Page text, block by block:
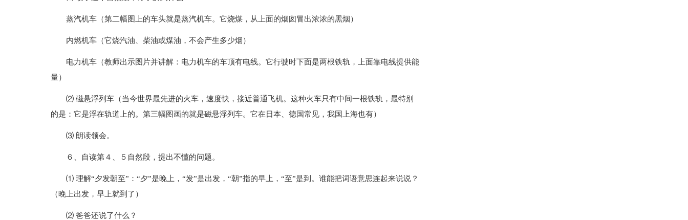
蒸汽机车（第二幅图上的车头就是蒸汽机车。它烧煤，从上面的烟囱冒出浓浓的黑烟）
内燃机车（它烧汽油、柴油或煤油，不会产生多少烟）
电力机车（教师出示图片并讲解：电力机车的车顶有电线。它行驶时下面是两根铁轨，上面靠电线提供能
量）
⑵ 磁悬浮列车（当今世界最先进的火车，速度快，接近普通飞机。这种火车只有中间一根铁轨，最特别
的是：它是浮在轨道上的。第三幅图画的就是磁悬浮列车。它在日本、德国常见，我国上海也有）
⑶ 朗读领会。
６、自读第４、５自然段，提出不懂的问题。
⑴ 理解“夕发朝至”：“夕”是晚上，“发”是出发，“朝”指的早上，“至”是到。谁能把词语意思连起来说说？
（晚上出发，早上就到了）
⑵ 爸爸还说了什么？